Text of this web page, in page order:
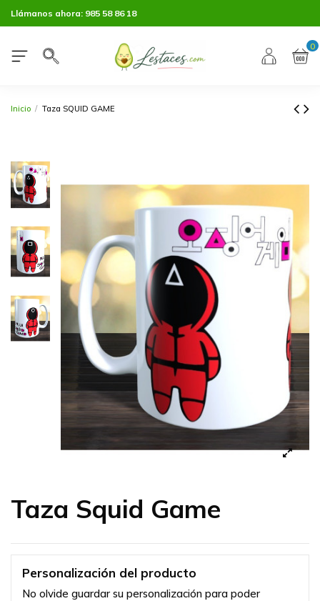
Llámanos ahora: 985 58 86 18
0
Inicio Taza SQUID GAME
Taza Squid Game
Personalización del producto
No olvide guardar su personalización para poder